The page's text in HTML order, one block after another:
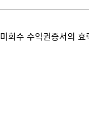
미회수 수익권증서의